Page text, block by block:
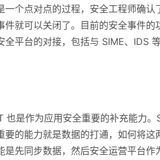
个点对点的过程，安全工程师确
就可以关闭了。目前的安全事件
平台的对接，包括与 SIME、IDS
也是作为应用安全重要的补充能力
的能力就是数据的打通，如何将
先同步数据，然后安全运营平台